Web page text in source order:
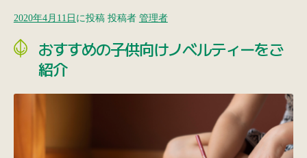
2020年4月11日 に投稿 投稿者 管理者
おすすめの子供向けノベルティーをご
紹介